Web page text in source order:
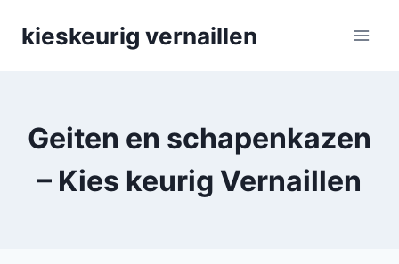
kieskeurig vernaillen
Geiten en schapenkazen
– Kies keurig Vernaillen